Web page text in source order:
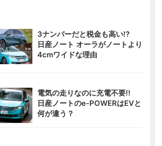
3ナンバーだと税金も高い!?
日産ノート オーラがノートより
4cmワイドな理由
電気の走りなのに充電不要!!
日産ノートのe-POWERはEVと
何が違う？